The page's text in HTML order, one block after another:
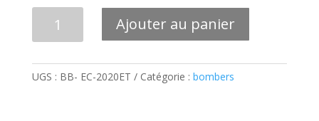
WAX
BLEU
Ajouter au panier
UGS : BB- EC-2020ET Catégorie : bombers